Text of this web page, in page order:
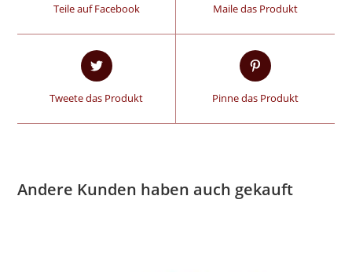
Teile auf Facebook Maile das Produkt
Tweete das Produkt Pinne das Produkt
Andere Kunden haben auch gekauft